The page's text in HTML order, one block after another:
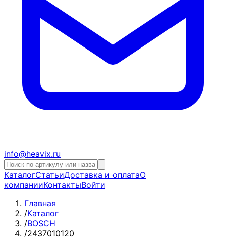
info@heavix.ru
КаталогСтатьиДоставка и оплатаО
компанииКонтактыВойти
Главная
/Каталог
/BOSCH
/2437010120